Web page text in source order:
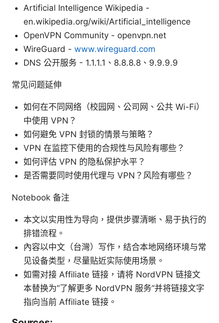
Artificial Intelligence Wikipedia -
en.wikipedia.org/wiki/Artificial_intelligence
OpenVPN Community - openvpn.net
WireGuard - www.wireguard.com
DNS 公开服务 - 1.1.1.1、8.8.8.8、9.9.9.9
常见问题延伸
如何在不同网络（校园网、公司网、公共 Wi-Fi）
中使用 VPN？
如何避免 VPN 封锁的情景与策略？
VPN 在监控下使用的合规性与风险有哪些？
如何评估 VPN 的隐私保护水平？
是否需要同时使用代理与 VPN？风险有哪些？
Notebook 备注
本文以实用性为导向，提供步骤清晰、易于执行的
排错流程。
內容以中文（台灣）写作，结合本地网络环境与常
见设备类型，尽量贴近实际使用场景。
如需对接 Affiliate 链接，请将 NordVPN 链接文
本替换为“了解更多 NordVPN 服务”并将链接文字
指向当前 Affiliate 链接。